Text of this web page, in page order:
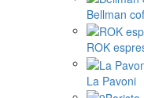
Bellman
ROK
La Pavoni